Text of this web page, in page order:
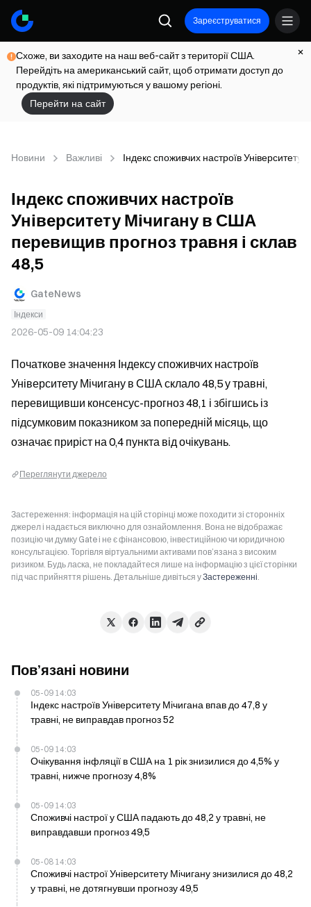
Зареєструватися
Схоже, ви заходите на наш веб-сайт з території США.
Перейдіть на американський сайт, щоб отримати доступ до
продуктів, які підтримуються у вашому регіоні.
Перейти на сайт
Новини Важливі Індекс споживчих настроїв
Індекс споживчих настроїв
Університету Мічигану в США
перевищив прогноз травня і склав
48,5
GateNews
Індекси
2026-05-09 14:04:23
Початкове значення Індексу споживчих настроїв
Університету Мічигану в США склало 48,5 у травні,
перевищивши консенсус-прогноз 48,1 і збігшись із
підсумковим показником за попередній місяць, що
означає приріст на 0,4 пункта від очікувань.
Переглянути джерело
Застереження: інформація на цій сторінці може походити зі сторонніх
джерел і надається виключно для ознайомлення. Вона не відображає
позицію чи думку Gate і не є фінансовою, інвестиційною чи юридичною
консультацією. Торгівля віртуальними активами пов’язана з високим
ризиком. Будь ласка, не покладайтеся лише на інформацію з цієї сторінки
під час прийняття рішень. Детальніше дивіться уЗастереженні.
Пов’язані новини
05-09 14:03
Індекс настроїв Університету Мічигана впав до 47,8 у
травні, не виправдав прогноз 52
05-09 14:03
Очікування інфляції в США на 1 рік знизилися до 4,5% у
травні, нижче прогнозу 4,8%
05-09 14:03
Споживчі настрої у США падають до 48,2 у травні, не
виправдавши прогноз 49,5
05-08 14:03
Споживчі настрої Університету Мічигану знизилися до 48,2
у травні, не дотягнувши прогнозу 49,5